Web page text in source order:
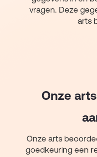
vragen. Deze
arts
Onze
Onze arts
goedkeuring een